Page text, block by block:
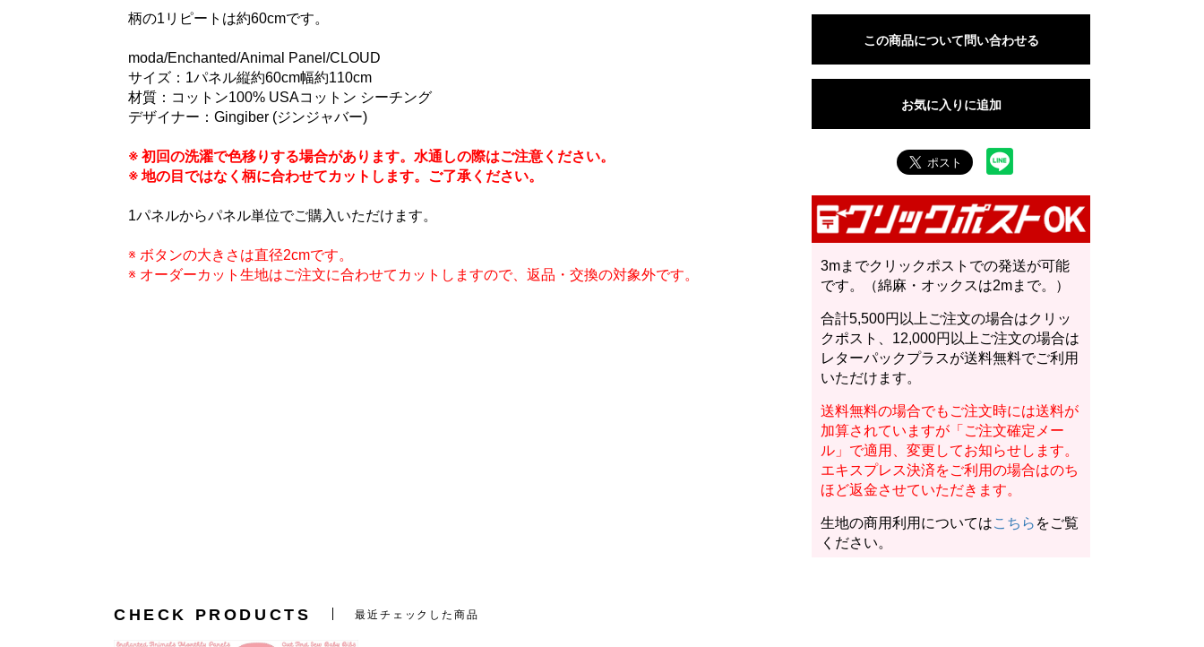
この商品について問い合わせる
お気に入りに追加
3mまでクリックポストでの発送が可能
です。（綿麻・オックスは2mまで。）
合計5,500円以上ご注文の場合はクリッ
クポスト、12,000円以上ご注文の場合は
レターパックプラスが送料無料でご利用
いただけます。
送料無料の場合でもご注文時には送料が
加算されていますが「ご注文確定メー
ル」で適用、変更してお知らせします。
エキスプレス決済をご利用の場合はのち
ほど返金させていただきます。
生地の商用利用についてはこちら をご覧
ください。
柄の1リピートは約60cmです。
moda/Enchanted/Animal Panel/CLOUD
サイズ：1パネル縦約60cm幅約110cm
材質：コットン100% USAコットン シーチング
デザイナー：Gingiber (ジンジャバー)
※ 初回の洗濯で色移りする場合があります。水通しの際はご注意ください。
※ 地の目ではなく柄に合わせてカットします。ご了承ください。
1パネルからパネル単位でご購入いただけます。
※ ボタンの大きさは直径2cmです。
※ オーダーカット生地はご注文に合わせてカットしますので、返品・交換の対象外です。
CHECK PRODUCTS 最近チェックした商品